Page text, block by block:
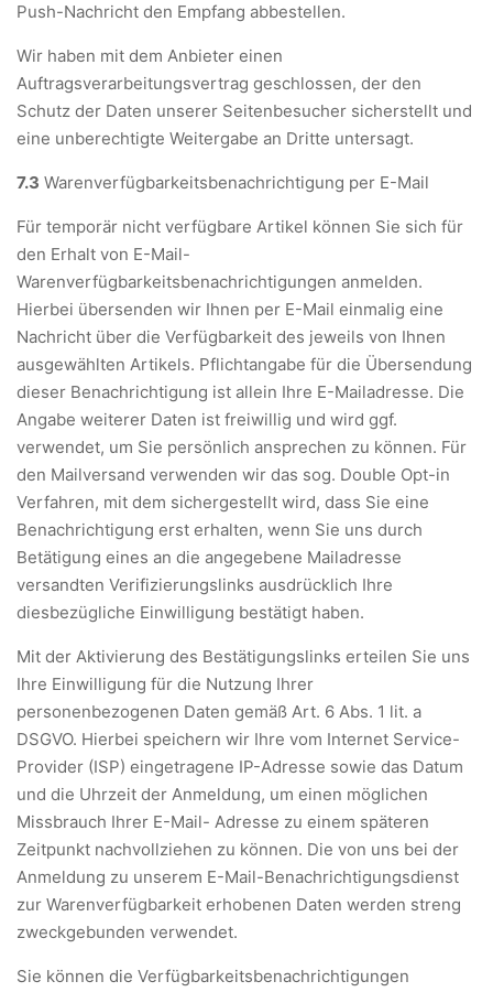
Push-Nachricht den Empfang abbestellen.
Wir haben mit dem Anbieter einen
Auftragsverarbeitungsvertrag geschlossen, der den
Schutz der Daten unserer Seitenbesucher sicherstellt und
eine unberechtigte Weitergabe an Dritte untersagt.
7.3 Warenverfügbarkeitsbenachrichtigung per E-Mail
Für temporär nicht verfügbare Artikel können Sie sich für
den Erhalt von E-Mail-
Warenverfügbarkeitsbenachrichtigungen anmelden.
Hierbei übersenden wir Ihnen per E-Mail einmalig eine
Nachricht über die Verfügbarkeit des jeweils von Ihnen
ausgewählten Artikels. Pflichtangabe für die Übersendung
dieser Benachrichtigung ist allein Ihre E-Mailadresse. Die
Angabe weiterer Daten ist freiwillig und wird ggf.
verwendet, um Sie persönlich ansprechen zu können. Für
den Mailversand verwenden wir das sog. Double Opt-in
Verfahren, mit dem sichergestellt wird, dass Sie eine
Benachrichtigung erst erhalten, wenn Sie uns durch
Betätigung eines an die angegebene Mailadresse
versandten Verifizierungslinks ausdrücklich Ihre
diesbezügliche Einwilligung bestätigt haben.
Mit der Aktivierung des Bestätigungslinks erteilen Sie uns
Ihre Einwilligung für die Nutzung Ihrer
personenbezogenen Daten gemäß Art. 6 Abs. 1 lit. a
DSGVO. Hierbei speichern wir Ihre vom Internet Service-
Provider (ISP) eingetragene IP-Adresse sowie das Datum
und die Uhrzeit der Anmeldung, um einen möglichen
Missbrauch Ihrer E-Mail- Adresse zu einem späteren
Zeitpunkt nachvollziehen zu können. Die von uns bei der
Anmeldung zu unserem E-Mail-Benachrichtigungsdienst
zur Warenverfügbarkeit erhobenen Daten werden streng
zweckgebunden verwendet.
Sie können die Verfügbarkeitsbenachrichtigungen